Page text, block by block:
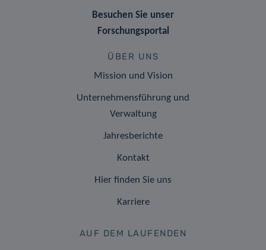
Besuchen Sie unser
Forschungsportal
ÜBER UNS
Mission und Vision
Unternehmensführung und
Verwaltung
Jahresberichte
Kontakt
Hier finden Sie uns
Karriere
AUF DEM LAUFENDEN